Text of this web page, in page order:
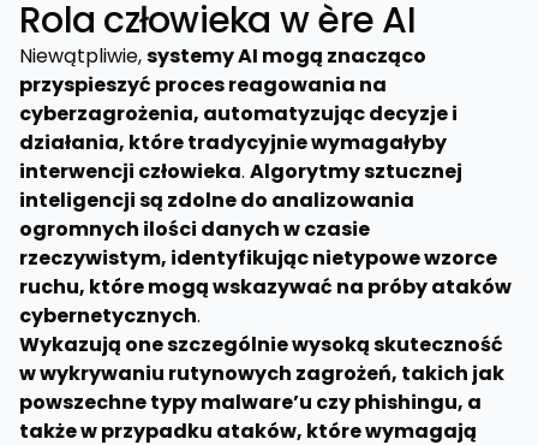
Rola człowieka w ère AI
Niewątpliwie,systemy AI mogą znacząco
przyspieszyć proces reagowania na
cyberzagrożenia, automatyzując decyzje i
działania, które tradycyjnie wymagałyby
interwencji człowieka. Algorytmy sztucznej
inteligencji są zdolne do analizowania
ogromnych ilości danych w czasie
rzeczywistym, identyfikując nietypowe wzorce
ruchu, które mogą wskazywać na próby ataków
cybernetycznych.
Wykazują one szczególnie wysoką skuteczność
w wykrywaniu rutynowych zagrożeń, takich jak
powszechne typy malware’u czy phishingu, a
także w przypadku ataków, które wymagają